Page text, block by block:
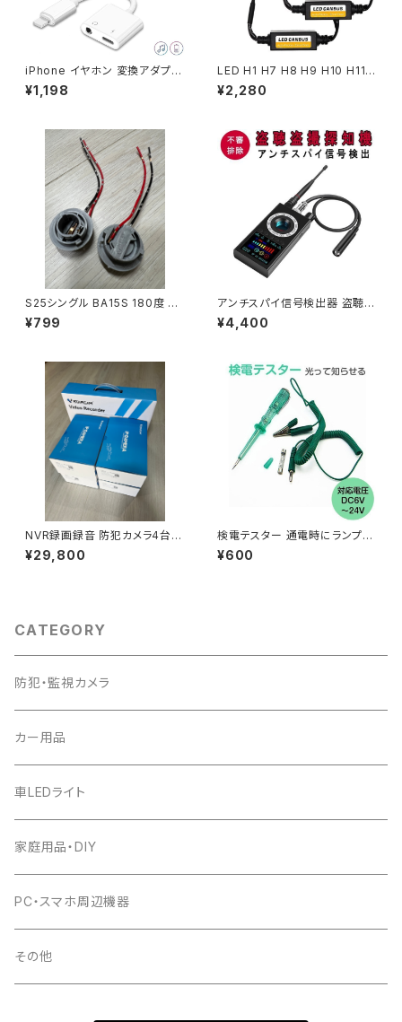
iPhone イヤホン 変換アダプタ
イヤホンジャック 3.5mm充電し
ながら音楽 同時 最新iOS対応
¥1,198
LED H1 H7 H8 H9 H10 H11
HB3 HB4 デコーダー ハイビー
ムインジケーター不点灯防止 キ
¥2,280
S25シングル BA15S 180度 ソ
ケット 2個セット メス カプラ 台
座「BA15Sゴムなし.Ex2」
¥799
アンチスパイ信号検出器 盗聴盗
撮探知機 K19 カメラ探知機 磁
気感知 スパイカメラ探知機 電
¥4,400
NVR録画録音 防犯カメラ4台セ
ット スマホ遠隔監視対応 初期
不良交換保証「NVR-CS58Qx
¥29,800
検電テスター 通電時にランプが
光る DC6V 12V 24V電気製品
検電テスター 送料無料 1ヶ月保
¥600
CATEGORY
防犯・監視カメラ
カー用品
車LEDライト
家庭用品・DIY
PC・スマホ周辺機器
その他